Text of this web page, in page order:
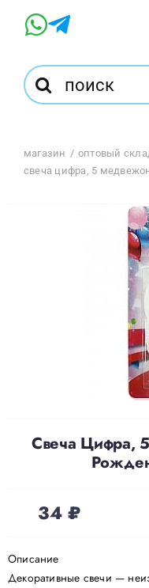
Результат
поиска:
Магазин
Оптовый
О нас
магазин оптовый
свеча цифра, 5
Свеча Цифра,
34₽
Описание
Декоративные свечи —